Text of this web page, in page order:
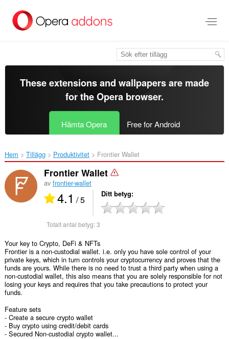
brödtexten
These extensions and wallpapers are made
for theOpera browser.
Hämta Opera Free for Android
Hem Tillägg Produktivitet Frontier Wallet‎
Frontier Wallet
av frontier-wallet
4.1 / 5 Ditt betyg
Totalt antal betyg:3
Your key to Crypto, DeFi & NFTs
Frontier is a non-custodial wallet. i.e. only you have sole control of your
private keys, which in turn controls your cryptocurrency and proves that the
funds are yours. While there is no need to trust a third party when using a
non-custodial wallet, this also means that you are solely responsible for not
losing your keys and requires that you take precautions to protect your
funds.
Feature sets
- Create a secure crypto wallet
- Buy crypto using credit/debit cards
- Secured Non-custodial crypto wallet...